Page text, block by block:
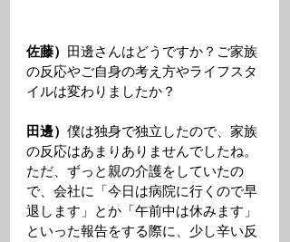
佐藤） 田邊さんはどうですか？ご家族
の反応やご自身の考え方やライフスタ
イルは変わりましたか？
田邊） 僕は独身で独立したので、家族
の反応はあまりありませんでしたね。
ただ、ずっと親の介護をしていたの
で、会社に「今日は病院に行くので早
退します」とか「午前中は休みます」
といった報告をする際に、少し辛い反